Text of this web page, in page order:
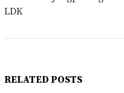
LDK
RELATED POSTS